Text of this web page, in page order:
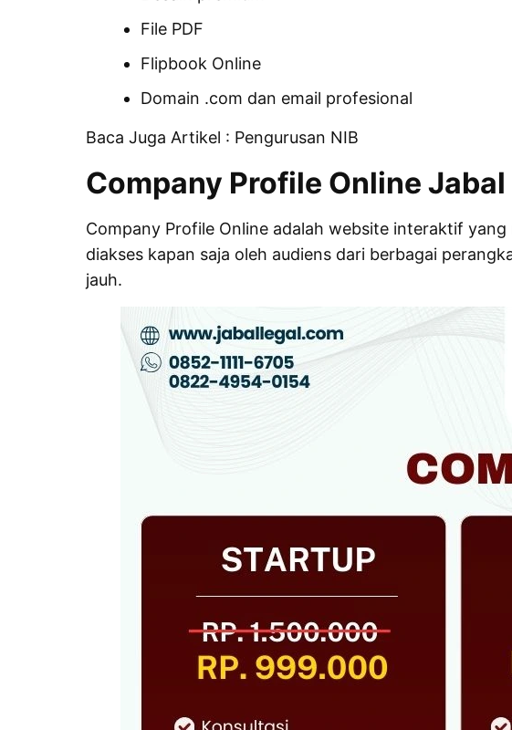
File PDF
Flipbook Online
Domain .com dan email profesional
Baca Juga Artikel : Pengurusan NIB
Company Profile Online
Company Profile Online adalah website interaktif
diakses kapan saja oleh audiens dari berbagai
jauh.